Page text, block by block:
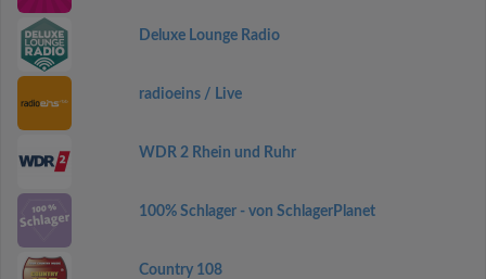
Deluxe Lounge Radio
radioeins / Live
WDR 2 Rhein und Ruhr
100% Schlager - von SchlagerPlanet
Country 108